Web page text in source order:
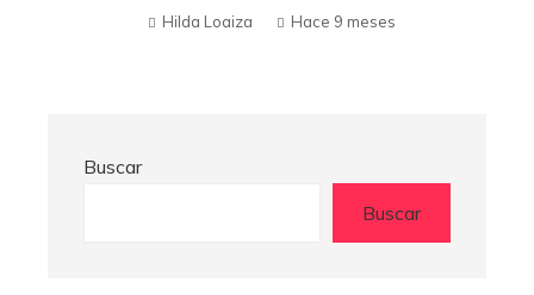
Hilda Loaiza Hace 9 meses
Buscar
Buscar